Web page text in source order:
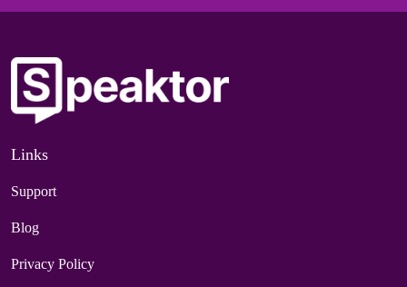
Links
Support
Blog
Privacy Policy